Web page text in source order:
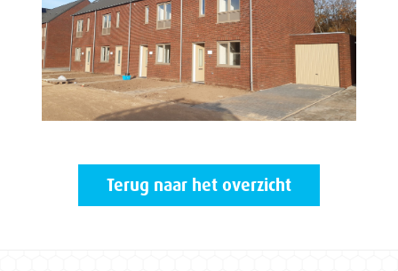
Terug naar het overzicht